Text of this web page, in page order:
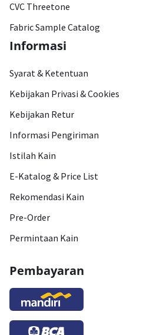
CVC Threetone
Fabric Sample Catalog
Informasi
Syarat & Ketentuan
Kebijakan Privasi & Cookies
Kebijakan Retur
Informasi Pengiriman
Istilah Kain
E-Katalog & Price List
Rekomendasi Kain
Pre-Order
Permintaan Kain
Pembayaran